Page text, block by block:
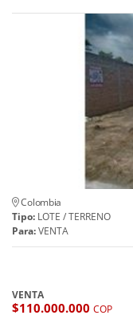
Colombia
Tipo: LOTE / TERRENO
Para:VENTA
VENTA
$110.000.000 COP